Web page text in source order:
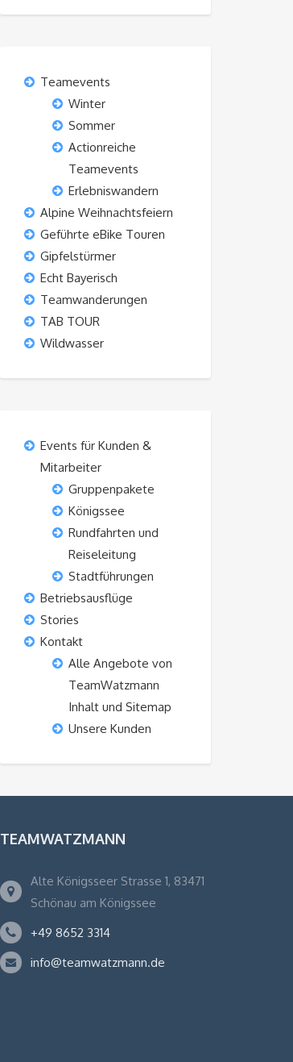
Teamevents
Winter
Sommer
Actionreiche
Teamevents
Erlebniswandern
Alpine Weihnachtsfeiern
Geführte eBike Touren
Gipfelstürmer
Echt Bayerisch
Teamwanderungen
TAB TOUR
Wildwasser
Events für Kunden &
Mitarbeiter
Gruppenpakete
Königssee
Rundfahrten und
Reiseleitung
Stadtführungen
Betriebsausflüge
Stories
Kontakt
Alle Angebote von
TeamWatzmann
Inhalt und Sitemap
Unsere Kunden
TEAMWATZMANN
Alte Königsseer Strasse 1, 83471
Schönau am Königssee
+49 8652 3314
info@teamwatzmann.de